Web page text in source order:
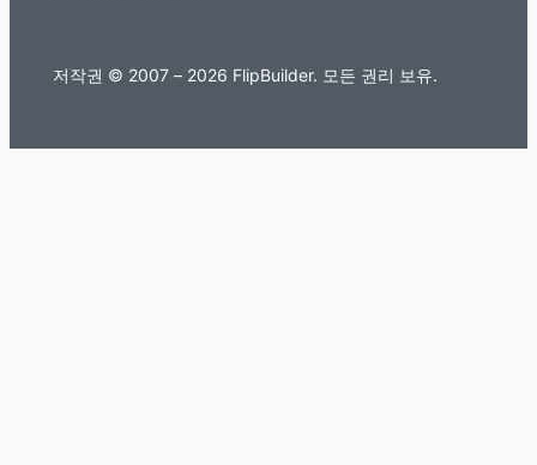
저작권 © 2007 – 2026 FlipBuilder. 모든 권리 보유.